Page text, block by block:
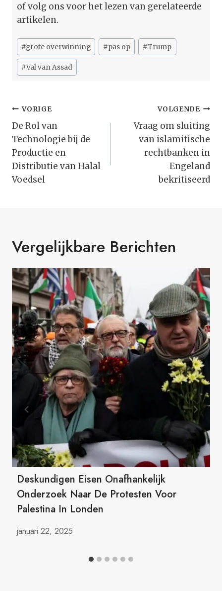
of volg ons voor het lezen van gerelateerde
artikelen.
Bericht
tags:
#grote overwinning #pas op #Trump
#Val van Assad
Bericht
Navigatie
VORIGE
De Rol van
Technologie bij de
Productie en
Distributie van Halal
Voedsel
VOLGENDE
Vraag om sluiting
van islamitische
rechtbanken in
Engeland
bekritiseerd
Vergelijkbare Berichten
Deskundigen Eisen Onafhankelijk
Onderzoek Naar De Protesten Voor
Palestina In Londen
januari 22, 2025